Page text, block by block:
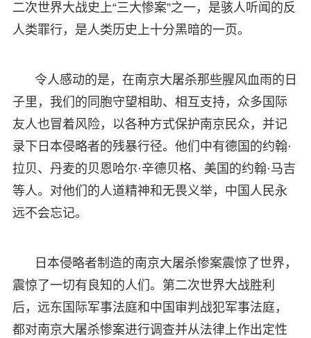
二次世界大战史上“三大惨案”之一，是骇人听闻的反
人类罪行，是人类历史上十分黑暗的一页。
令人感动的是，在南京大屠杀那些腥风血雨的日
子里，我们的同胞守望相助、相互支持，众多国际
友人也冒着风险，以各种方式保护南京民众，并记
录下日本侵略者的残暴行径。他们中有德国的约翰·
拉贝、丹麦的贝恩哈尔·辛德贝格、美国的约翰·马吉
等人。对他们的人道精神和无畏义举，中国人民永
远不会忘记。
日本侵略者制造的南京大屠杀惨案震惊了世界，
震惊了一切有良知的人们。第二次世界大战胜利
后，远东国际军事法庭和中国审判战犯军事法庭，
都对南京大屠杀惨案进行调查并从法律上作出定性